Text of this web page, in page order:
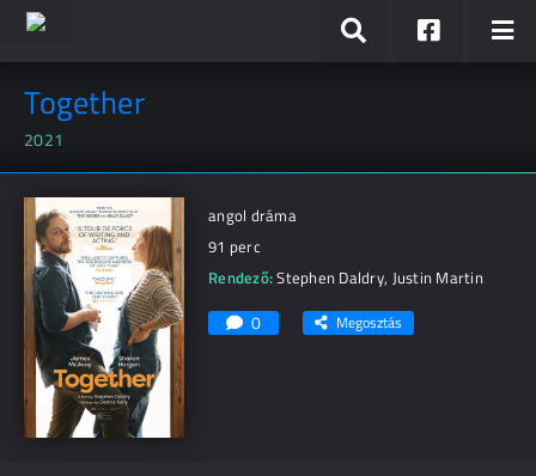
Together
2021
angol dráma
91 perc
Rendező:Stephen Daldry, Justin Martin
0 Megosztás